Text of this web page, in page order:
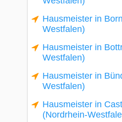
Hausmeister in
Westfalen)
Hausmeister in
Westfalen)
Hausmeister in
Westfalen)
Hausmeister in
(Nordrhein-